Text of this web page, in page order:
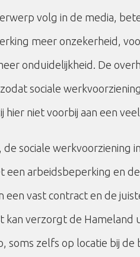
volg in de media,
meer onzekerheid,
onduidelijkheid. De
sociale
hier niet voorbij aan een
sociale werkvoorziening
een arbeidsbeperking en
een vast contract en de
kan verzorgt de
soms zelfs op locatie bij de